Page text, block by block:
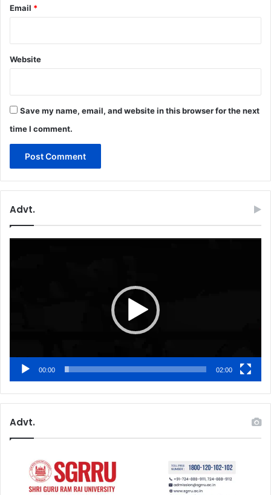
Email *
Website
Save my name, email, and website in this browser for the next
time I comment.
Advt.
00:00 02:00
Advt.